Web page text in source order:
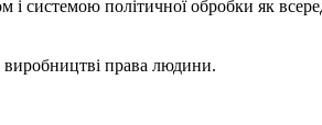
системою політичної обробки як
виробництві права людини.